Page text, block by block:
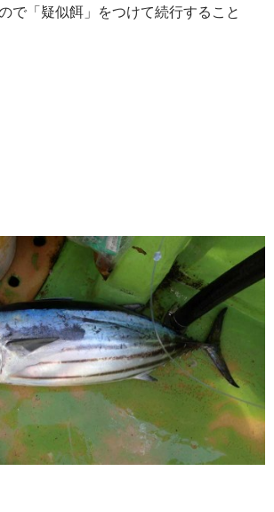
で「疑似餌」をつけて続行すること